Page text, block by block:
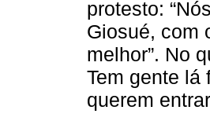
protesto:
Giosué, com
melhor”. No
Tem gente
querem